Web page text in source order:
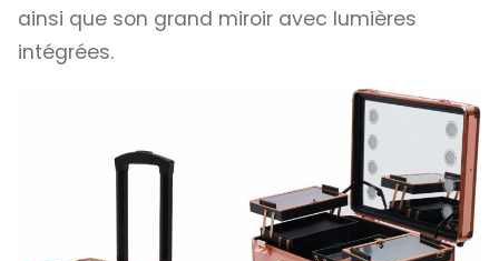
ainsi que son grand miroir avec lumières
intégrées.